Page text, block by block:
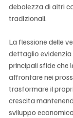
debolezza di altri
tradizionali.
La flessione delle
dettaglio evidenzia
principali sfide che
affrontare nei
trasformare il
crescita
sviluppo